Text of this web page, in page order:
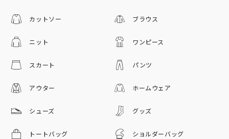
カットソー ブラウス
ニット ワンピース
スカート パンツ
アウター ホームウェア
シューズ グッズ
トートバッグ ショルダーバッグ